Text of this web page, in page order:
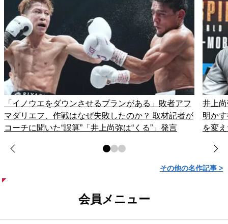
「イノウエをダウンさせるプランがある」敗者アフ
マダリエフ、作戦はなぜ失敗したのか？ 取材記者が
コーチに聞いた“誤算”「井上尚弥は“くる”」発言
井上
明か
を変
その他の名作記事 >
会員メニュー